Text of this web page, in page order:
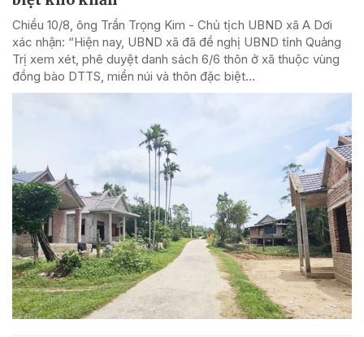
Chiều 10/8, ông Trần Trọng Kim - Chủ tịch UBND xã A Dơi
xác nhận: “Hiện nay, UBND xã đã đề nghị UBND tỉnh Quảng
Trị xem xét, phê duyệt danh sách 6/6 thôn ở xã thuộc vùng
đồng bào DTTS, miền núi và thôn đặc biệt...